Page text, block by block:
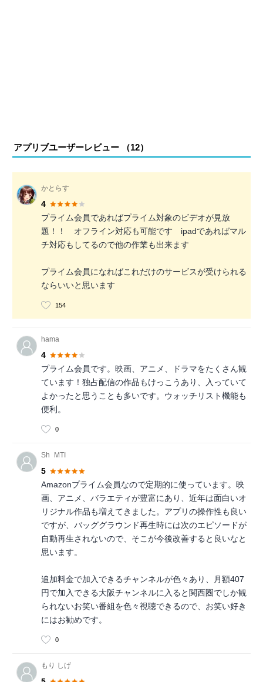
アプリブユーザーレビュー （12）
かとらす
4
プライム会員であればプライム対象のビデオが見放
題！！ オフライン対応も可能です ipadであればマル
チ対応もしてるので他の作業も出来ます
プライム会員になればこれだけのサービスが受けられる
ならいいと思います
154
hama
4
プライム会員です。映画、アニメ、ドラマをたくさん観
ています！独占配信の作品もけっこうあり、入っていて
よかったと思うことも多いです。ウォッチリスト機能も
便利。
0
Sh_MTI
5
Amazonプライム会員なので定期的に使っています。映
画、アニメ、バラエティが豊富にあり、近年は面白いオ
リジナル作品も増えてきました。アプリの操作性も良い
ですが、バッググラウンド再生時には次のエピソードが
自動再生されないので、そこが今後改善すると良いなと
思います。
追加料金で加入できるチャンネルが色々あり、月額407
円で加入できる大阪チャンネルに入ると関西圏でしか観
られないお笑い番組を色々視聴できるので、お笑い好き
にはお勧めです。
0
もり しげ